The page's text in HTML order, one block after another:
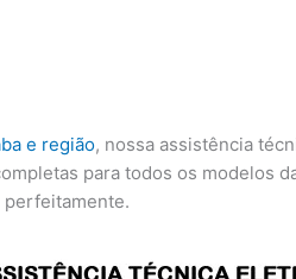
e região, nossa assistência
para todos os modelos